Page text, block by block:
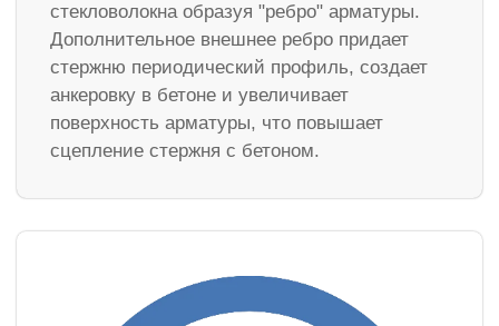
стекловолокна образуя "ребро" арматуры.
Дополнительное внешнее ребро придает
стержню периодический профиль, создает
анкеровку в бетоне и увеличивает
поверхность арматуры, что повышает
сцепление стержня с бетоном.